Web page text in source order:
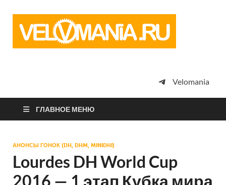
просто
Velomania
ГЛАВНОЕ МЕНЮ
АНОНСЫ ГОНОК (DH, DHM, MINIDHI)
Lourdes DH World Cup
2016 — 1 этап Кубка мира